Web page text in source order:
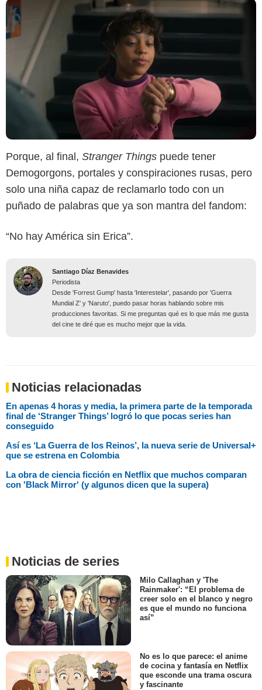
Porque, al final, Stranger Things puede tener
Demogorgons, portales y conspiraciones rusas, pero
solo una niña capaz de reclamarlo todo con un
puñado de palabras que ya son mantra del fandom:
“No hay América sin Erica”.
Santiago Díaz Benavides
Periodista
Desde 'Forrest Gump' hasta 'Interestelar', pasando por 'Guerra
Mundial Z' y 'Naruto', puedo pasar horas hablando sobre mis
producciones favoritas. Si me preguntas qué es lo que más me gusta
del cine te diré que es mucho mejor que la vida.
Noticias relacionadas
En apenas 4 horas y media, la primera parte de la temporada
final de ‘Stranger Things’ logró lo que pocas series han
conseguido
Así es ‘La Guerra de los Reinos’, la nueva serie de Universal+
que se estrena en Colombia
La obra de ciencia ficción en Netflix que muchos comparan
con 'Black Mirror' (y algunos dicen que la supera)
Noticias de series
Milo Callaghan y 'The
Rainmaker': “El problema de
creer solo en el blanco y negro
es que el mundo no funciona
así”
No es lo que parece: el anime
de cocina y fantasía en Netflix
que esconde una trama oscura
y fascinante